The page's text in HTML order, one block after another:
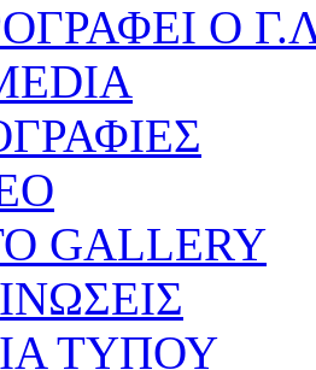
Ο
GALLERY
ΤΥΠΟΥ